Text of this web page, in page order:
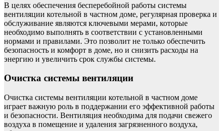
В целях обеспечения бесперебойной работы системы
вентиляции котельной в частном доме, регулярная проверка и
обслуживание являются ключевыми мерами, которые
необходимо выполнять в соответствии с установленными
нормами и правилами. Это позволит не только обеспечить
безопасность и комфорт в доме, но и снизить расходы на
энергию и увеличить срок службы системы.
Очистка системы вентиляции
Очистка системы вентиляции котельной в частном доме
играет важную роль в поддержании его эффективной работы
и безопасности. Вентиляция необходима для подачи свежего
воздуха в помещение и удаления загрязненного воздуха,